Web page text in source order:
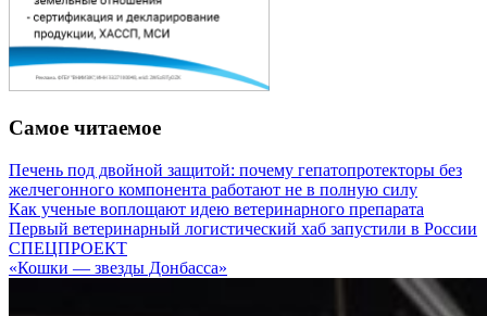
Самое читаемое
Печень под двойной защитой: почему гепатопротекторы без
желчегонного компонента работают не в полную силу
Как ученые воплощают идею ветеринарного препарата
Первый ветеринарный логистический хаб запустили в России
СПЕЦПРОЕКТ
«Кошки — звезды Донбасса»